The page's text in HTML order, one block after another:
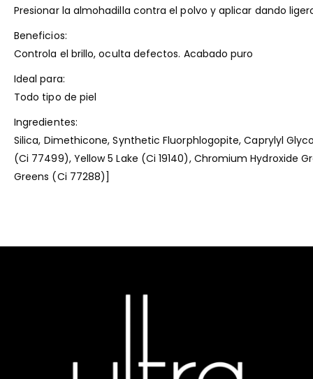
Presionar la almohadilla contra el polvo y aplicar dando
Beneficios:
Controla el brillo, oculta defectos. Acabado puro
Ideal para:
Todo tipo de piel
Ingredientes:
Silica, Dimethicone, Synthetic Fluorphlogopite, Caprylyl
(Ci 77499), Yellow 5 Lake (Ci 19140), Chromium Hydroxide
Greens (Ci 77288)]